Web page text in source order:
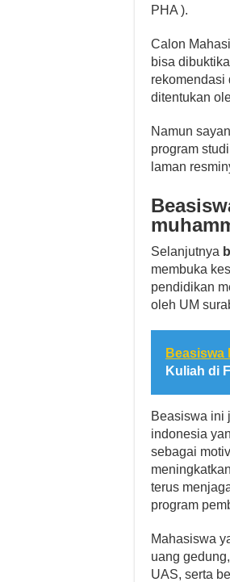
PHA ).
Calon
bisa
rekomendasi
ditentukan
Namun
program
laman
Selanjutnya
membuka
pendidikan
oleh UM
Beasiswa
Kuliah di
Beasiswa ini
indonesia
sebagai
terus
program
Mahasiswa
uang
UAS, serta